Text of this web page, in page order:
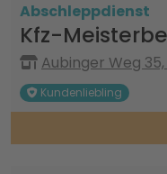
Abschleppdienst
Kfz-
Aubinger Weg
Kundenliebling